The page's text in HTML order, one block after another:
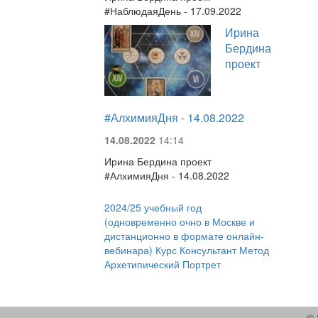
#НаблюдаяДень - 17.09.2022
Ирина
Бердина
проект
#АлхимияДня - 14.08.2022
14.08.2022 14:14
Ирина Бердина проект
#АлхимияДня - 14.08.2022
2024/25 учебный год
(одновременно очно в Москве и
дистанционно в формате онлайн-
вебинара) Курс Консультант Метод
Архетипический Портрет